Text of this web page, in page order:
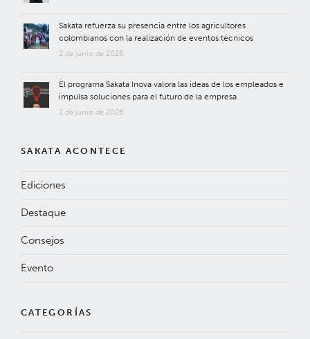
Sakata refuerza su presencia entre los agricultores
colombianos con la realización de eventos técnicos
2 de junio de 2026
El programa Sakata Inova valora las ideas de los empleados e
impulsa soluciones para el futuro de la empresa
2 de junio de 2026
SAKATA ACONTECE
Ediciones
Destaque
Consejos
Evento
CATEGORÍAS